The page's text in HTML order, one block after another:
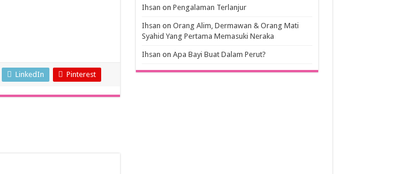
LinkedIn Pinterest
Ihsan on Pengalaman Terlanjur
Ihsan on Orang Alim, Dermawan & Orang Mati
Syahid Yang Pertama Memasuki Neraka
Ihsan on Apa Bayi Buat Dalam Perut?